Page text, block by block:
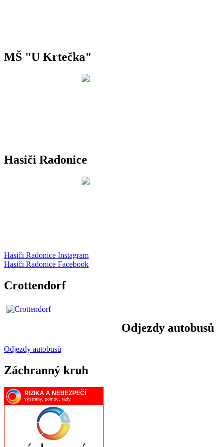
MŠ "U Krtečka"
Hasiči Radonice
Hasiči Radonice Instagram
Hasiči Radonice Facebook
Crottendorf
Odjezdy autobusů
Odjezdy autobusů
Záchranný kruh